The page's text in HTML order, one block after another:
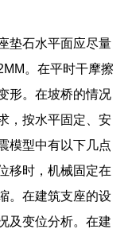
垫石水平面应尽量
。在平时干摩擦
形。在坡桥的情况
，按水平固定、安
模型中有以下几点
移时，机械固定在
。在建筑支座的设
及变位分析。在建